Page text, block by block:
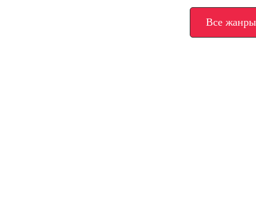
Все жанры